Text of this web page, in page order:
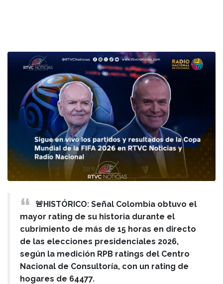
🚨HISTÓRICO: Señal Colombia obtuvo el
mayor rating de su historia durante el
cubrimiento de más de 15 horas en directo
de las elecciones presidenciales 2026,
según la medición RPB ratings del Centro
Nacional de Consultoría, con un rating de
hogares de 64477.